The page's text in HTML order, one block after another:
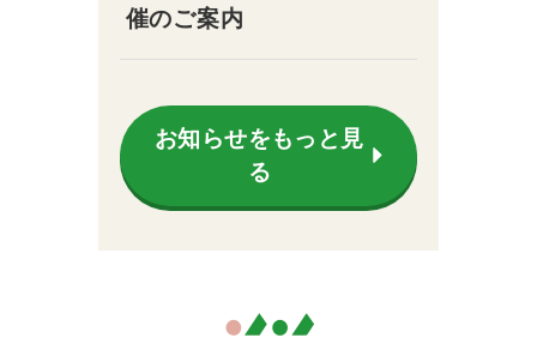
催のご案内
お知らせをもっと見
る